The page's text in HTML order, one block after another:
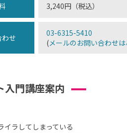
3,240円（税込）
わせ
03-6315-5410
(メールのお問い合わせは
入門講座案内
イラしてしまっている